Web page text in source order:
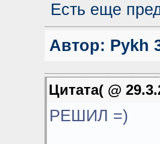
Есть еще
Автор: Pykh
Цитата( @
РЕШИЛ =)